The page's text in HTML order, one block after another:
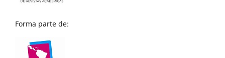
Forma parte de: